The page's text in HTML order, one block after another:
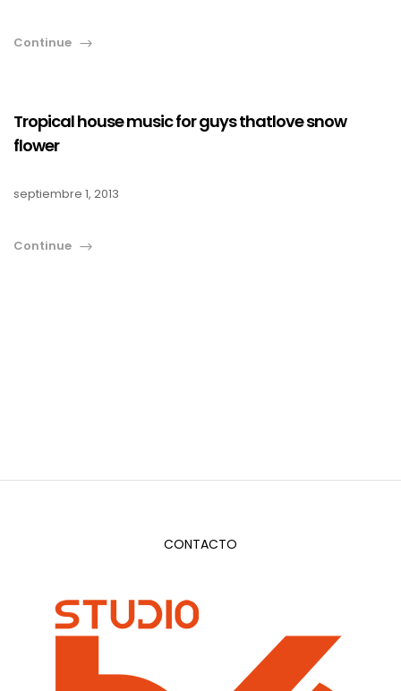
Continue
Tropical house music for guys thatlove snow
flower
septiembre 1, 2013
Continue
CONTACTO